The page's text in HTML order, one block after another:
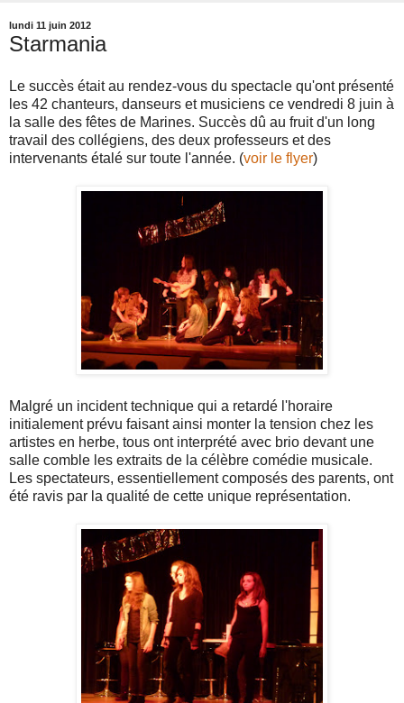
lundi 11 juin 2012
Starmania
Le succès était au rendez-vous du spectacle qu'ont présenté
les 42 chanteurs, danseurs et musiciens ce vendredi 8 juin à
la salle des fêtes de Marines. Succès dû au fruit d'un long
travail des collégiens, des deux professeurs et des
intervenants étalé sur toute l'année. (voir le flyer)
Malgré un incident technique qui a retardé l'horaire
initialement prévu faisant ainsi monter la tension chez les
artistes en herbe, tous ont interprété avec brio devant une
salle comble les extraits de la célèbre comédie musicale.
Les spectateurs, essentiellement composés des parents, ont
été ravis par la qualité de cette unique représentation.